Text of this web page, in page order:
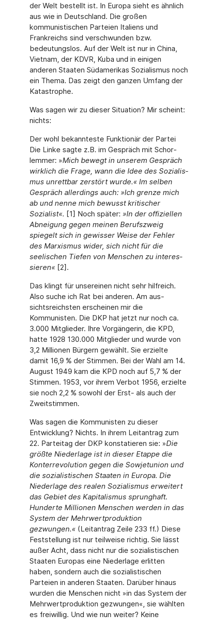
der Welt bestellt ist. In Europa sieht es ähnlich
aus wie in Deutschland. Die großen
kommunistischen Parteien Italiens und
Frankreichs sind verschwunden bzw.
bedeutungs­los. Auf der Welt ist nur in China,
Vietnam, der KDVR, Kuba und in einigen
anderen Staa­ten Südamerikas Sozialismus noch
ein Thema. Das zeigt den ganzen Umfang der
Katastro­phe.
Was sagen wir zu dieser Situation? Mir scheint:
nichts:
Der wohl bekannteste Funktionär der Partei
Die Linke sagte z.B. im Gespräch mit Schor­
lemmer: »Mich bewegt in unserem Gespräch
wirklich die Frage, wann die Idee des Sozialis­
mus unrettbar zerstört wurde.« Im selben
Gespräch allerdings auch: »Ich grenze mich
ab und nenne mich bewusst kritischer
Sozialist«. [1] Noch später: »In der offiziellen
Abneigung gegen meinen Berufszweig
spiegelt sich in gewisser Weise der Fehler
des Marxismus wider, sich nicht für die
seelischen Tiefen von Menschen zu interes­
sieren« [2].
Das klingt für unsereinen nicht sehr hilfreich.
Also suche ich Rat bei anderen. Am aus­
sichtsreichsten erscheinen mir die
Kommunisten. Die DKP hat jetzt nur noch ca.
3.000 Mitglieder. Ihre Vorgängerin, die KPD,
hatte 1928 130.000 Mitglieder und wurde von
3,2 Millionen Bürgern gewählt. Sie erzielte
damit 16,9 % der Stimmen. Bei der Wahl am 14.
Au­gust 1949 kam die KPD noch auf 5,7 % der
Stimmen. 1953, vor ihrem Verbot 1956, erziel­te
sie noch 2,2 % sowohl der Erst- als auch der
Zweitstimmen.
Was sagen die Kommunisten zu dieser
Entwicklung? Nichts. In ihrem Leitantrag zum
22. Parteitag der DKP konstatieren sie: »Die
größte Niederlage ist in dieser Etappe die
Konterre­volution gegen die Sowjetunion und
die sozialistischen Staaten in Europa. Die
Niederlage des realen Sozialismus erweitert
das Gebiet des Kapitalismus sprunghaft.
Hunderte Millio­nen Menschen werden in das
System der Mehrwertproduktion
gezwungen.« (Leitantrag Zei­le 233 ff.) Diese
Feststellung ist nur teilweise richtig. Sie lässt
außer Acht, dass nicht nur die sozialistischen
Staaten Europas eine Niederlage erlitten
haben, sondern auch die sozialis­tischen
Parteien in anderen Staaten. Darüber hinaus
wurden die Menschen nicht »in das System der
Mehrwertproduktion gezwungen«, sie wählten
es freiwillig. Und wie nun weiter? Keine